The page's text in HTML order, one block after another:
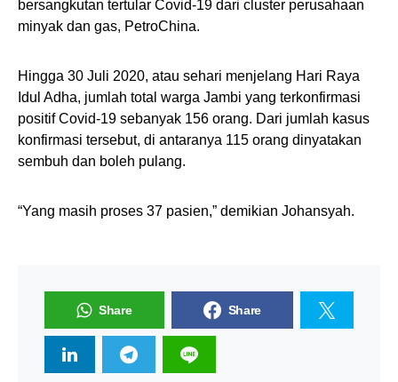
bersangkutan tertular Covid-19 dari cluster perusahaan
minyak dan gas, PetroChina.
Hingga 30 Juli 2020, atau sehari menjelang Hari Raya
Idul Adha, jumlah total warga Jambi yang terkonfirmasi
positif Covid-19 sebanyak 156 orang. Dari jumlah kasus
konfirmasi tersebut, di antaranya 115 orang dinyatakan
sembuh dan boleh pulang.
“Yang masih proses 37 pasien,” demikian Johansyah.
Share Share